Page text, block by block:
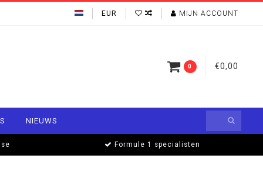
EUR MIJN ACCOUNT
0 €0,00
NIEUWS
Formule 1 specialisten